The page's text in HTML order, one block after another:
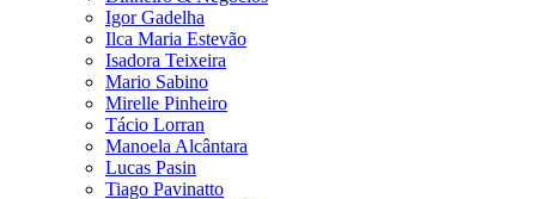
Igor Gadelha
Ilca Maria Estevão
Isadora Teixeira
Mario Sabino
Mirelle Pinheiro
Tácio Lorran
Manoela Alcântara
Lucas Pasin
Tiago Pavinatto